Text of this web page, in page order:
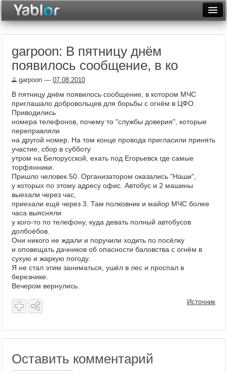
Неделя
Месяц
Рейтинги
garpoon: В пятницу днём
появилось сообщение, в ко
garpoon — 07.08.2010
В пятницу днём появилось сообщение, в котором МЧС
приглашало добровольцев для борьбы с огнём в ЦФО.
Приводились
номера телефонов, почему то "службы доверия", которые
переправляли
на другой номер. На том конце провода пригласили принять
участие, сбор в субботу
утром на Белорусской, ехать под Егорьевск где самые
торфянники.
Пришло человек 50. Организатором оказались "Наши",
у которых по этому адресу офис. Автобус и 2 машины
выехали через час,
приехали ещё через 3. Там полковник и майор МЧС более
часа выясняли
у кого-то по телефону, куда девать полный автобусов
долбоёбов.
Они никого не ждали и поручили ходить по посёлку
и оповещать дачников об опасности баловства с огнём в
сухую и жаркую погоду.
Я не стал этим заниматься, ушёл в лес и проспал в
березнике.
Вечером вернулись.
Источник
Оставить комментарий